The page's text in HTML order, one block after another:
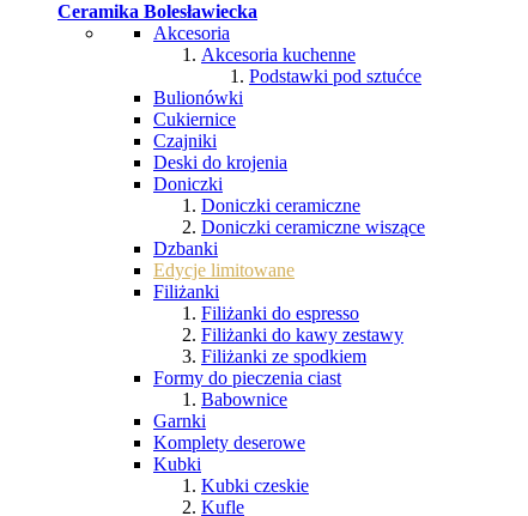
Ceramika Bolesławiecka
Akcesoria
Akcesoria kuchenne
Podstawki pod sztućce
Bulionówki
Cukiernice
Czajniki
Deski do krojenia
Doniczki
Doniczki ceramiczne
Doniczki ceramiczne wiszące
Dzbanki
Edycje limitowane
Filiżanki
Filiżanki do espresso
Filiżanki do kawy zestawy
Filiżanki ze spodkiem
Formy do pieczenia ciast
Babownice
Garnki
Komplety deserowe
Kubki
Kubki czeskie
Kufle